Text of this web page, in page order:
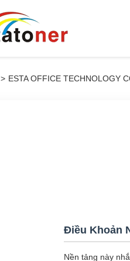
> ESTA OFFICE TECHNOLOGY
Điều Khoản
Nền tảng này